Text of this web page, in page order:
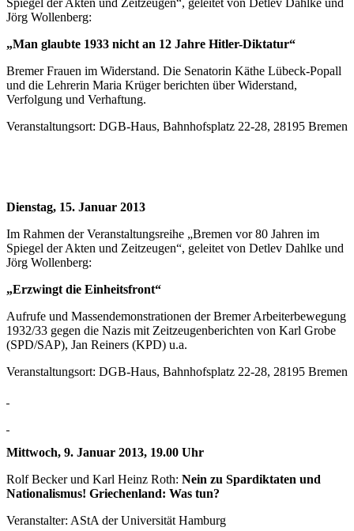
Jörg Wollenberg:
„Man glaubte 1933 nicht an 12 Jahre Hitler-Diktatur“
Bremer Frauen im Widerstand. Die Senatorin Käthe Lübeck-Popall
und die Lehrerin Maria Krüger berichten über Widerstand,
Verfolgung und Verhaftung.
Veranstaltungsort: DGB-Haus, Bahnhofsplatz 22-28, 28195 Bremen
Dienstag, 15. Januar 2013
Im Rahmen der Veranstaltungsreihe „Bremen vor 80 Jahren im
Spiegel der Akten und Zeitzeugen“, geleitet von Detlev Dahlke und
Jörg Wollenberg:
„Erzwingt die Einheitsfront“
Aufrufe und Massendemonstrationen der Bremer Arbeiterbewegung
1932/33 gegen die Nazis mit Zeitzeugenberichten von Karl Grobe
(SPD/SAP), Jan Reiners (KPD) u.a.
Veranstaltungsort: DGB-Haus, Bahnhofsplatz 22-28, 28195 Bremen
Mittwoch, 9. Januar 2013, 19.00 Uhr
Rolf Becker und Karl Heinz Roth: Nein zu Spardiktaten und
Nationalismus! Griechenland: Was tun?
Veranstalter: AStA der Universität Hamburg